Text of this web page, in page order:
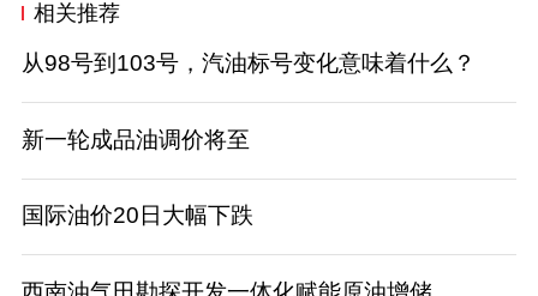
相关推荐
从98号到103号，汽油标号变化意味着什么？
新一轮成品油调价将至
国际油价20日大幅下跌